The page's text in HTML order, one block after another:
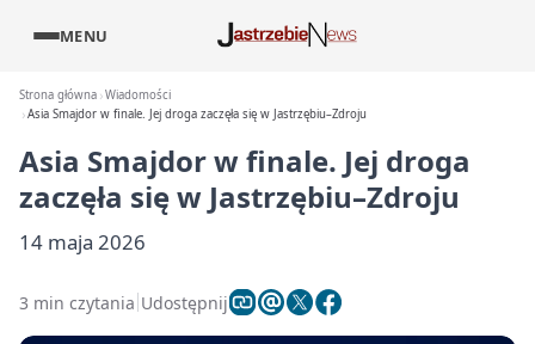
MENU
Strona główna Wiadomości
Asia Smajdor w finale. Jej droga zaczęła się w Jastrzębiu–Zdroju
Asia Smajdor w finale. Jej droga
zaczęła się w Jastrzębiu–Zdroju
14 maja 2026
3 min czytania Udostępnij